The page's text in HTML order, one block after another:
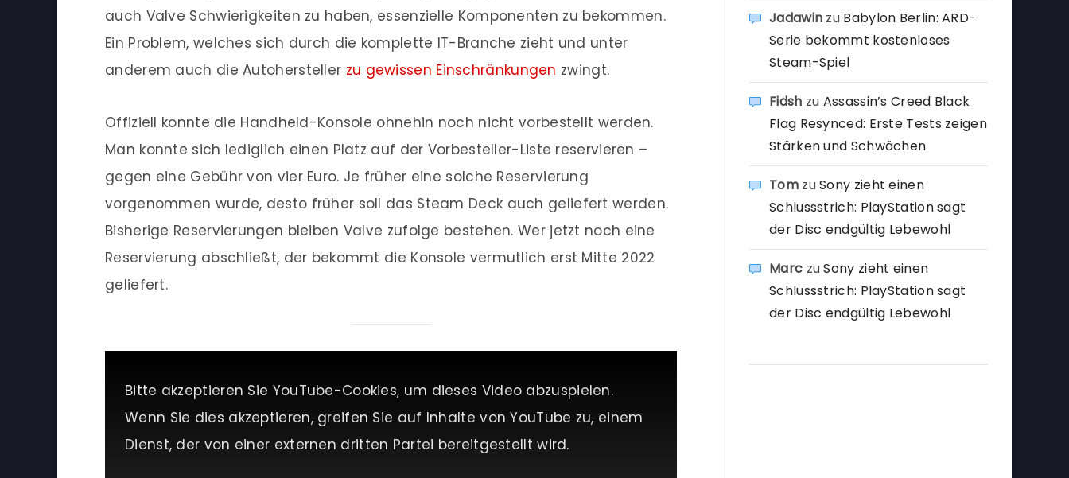
auch Valve Schwierigkeiten zu haben, essenzielle Komponenten zu bekommen.
Ein Problem, welches sich durch die komplette IT-Branche zieht und unter
anderem auch die Autohersteller zu gewissen Einschränkungen zwingt.
Offiziell konnte die Handheld-Konsole ohnehin noch nicht vorbestellt werden.
Man konnte sich lediglich einen Platz auf der Vorbesteller-Liste reservieren –
gegen eine Gebühr von vier Euro. Je früher eine solche Reservierung
vorgenommen wurde, desto früher soll das Steam Deck auch geliefert werden.
Bisherige Reservierungen bleiben Valve zufolge bestehen. Wer jetzt noch eine
Reservierung abschließt, der bekommt die Konsole vermutlich erst Mitte 2022
geliefert.
Bitte akzeptieren Sie YouTube-Cookies, um dieses Video abzuspielen.
Wenn Sie dies akzeptieren, greifen Sie auf Inhalte von YouTube zu, einem
Dienst, der von einer externen dritten Partei bereitgestellt wird.
Jadawin zu Babylon Berlin: ARD-
Serie bekommt kostenloses
Steam-Spiel
Fidsh zu Assassin’s Creed Black
Flag Resynced: Erste Tests zeigen
Stärken und Schwächen
TomzuSony zieht einen
Schlussstrich: PlayStation sagt
der Disc endgültig Lebewohl
Marc zuSony zieht einen
Schlussstrich: PlayStation sagt
der Disc endgültig Lebewohl